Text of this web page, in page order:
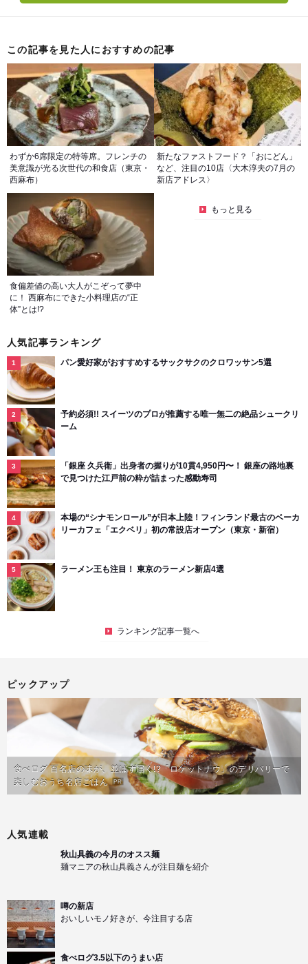
この記事を見た人におすすめの記事
わずか6席限定の特等席。フレンチの
美意識が光る次世代の和食店（東京・
西麻布）
新たなファストフード？「おにどん」
など、注目の10店〈大木淳夫の7月の
新店アドレス〉
食偏差値の高い大人がこぞって夢中
に！ 西麻布にできた小料理店の“正
体”とは!?
もっと見る
人気記事ランキング
パン愛好家がおすすめするサックサクのクロワッサン5選
予約必須!! スイーツのプロが推薦する唯一無二の絶品シュークリ
ーム
「銀座 久兵衛」出身者の握りが10貫4,950円〜！ 銀座の路地裏
で見つけた江戸前の粋が詰まった感動寿司
本場の“シナモンロール”が日本上陸！フィンランド最古のベーカ
リーカフェ「エクベリ」初の常設店オープン（東京・新宿）
ラーメン王も注目！ 東京のラーメン新店4選
ランキング記事一覧へ
ピックアップ
食べログ 百名店の味が、並ばず届く!?「ロケットナウ」のデリバリーで
楽しむおうち名店ごはん PR
人気連載
秋山具義の今月のオスス麺
麺マニアの秋山具義さんが注目麺を紹介
噂の新店
おいしいモノ好きが、今注目する店
食べログ3.5以下のうまい店